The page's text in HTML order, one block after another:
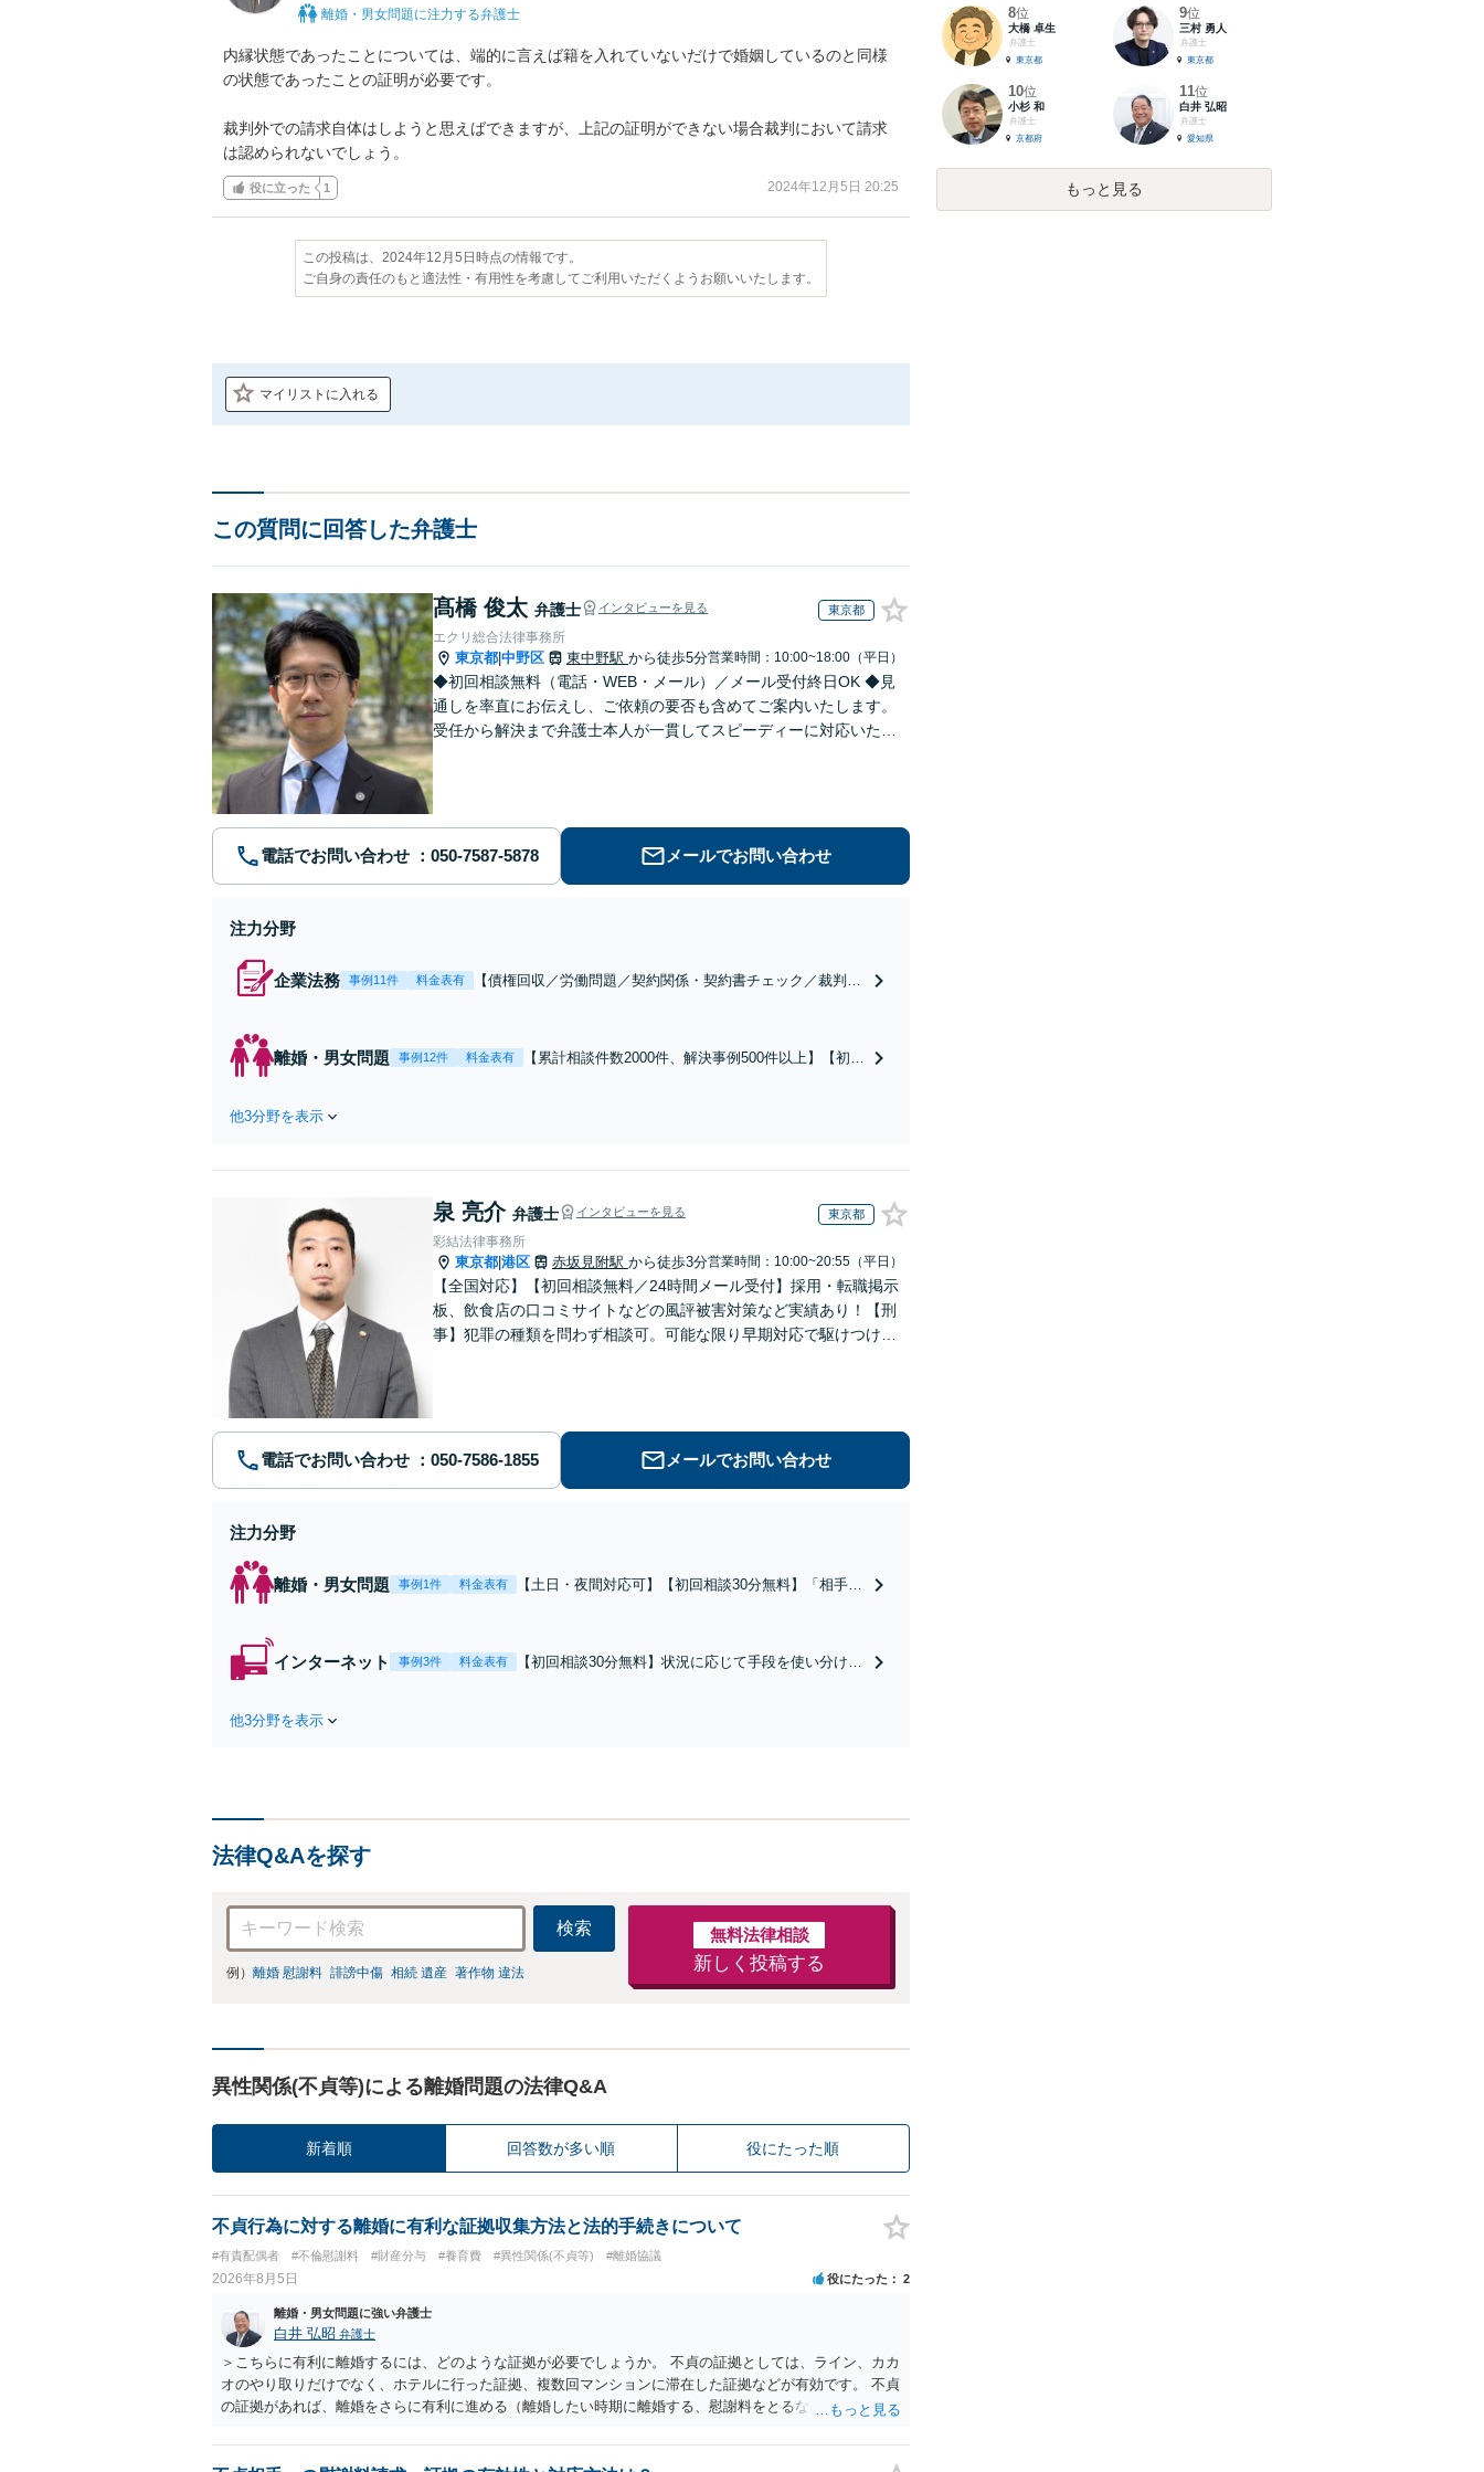
離婚・男女問題に注力する弁護士
内縁状態であったことについては、端的に言えば籍を入れていないだけで婚姻しているのと同様
の状態であったことの証明が必要です。
裁判外での請求自体はしようと思えばできますが、上記の証明ができない場合裁判において請求
は認められないでしょう。
役に立った 1 2024年12月5日 20:25
この投稿は、2024年12月5日時点の情報です。
ご自身の責任のもと適法性・有用性を考慮してご利用いただくようお願いいたします。
マイリストに入れる
この質問に回答した弁護士
髙橋 俊太 弁護士 インタビューを見る 東京都
エクリ総合法律事務所
東京都 中野区 東中野駅 から徒歩5分営業時間：10:00~18:00（平日）
◆初回相談無料（電話・WEB・メール）／メール受付終日OK ◆見
通しを率直にお伝えし、ご依頼の要否も含めてご案内いたします。
受任から解決まで弁護士本人が一貫してスピーディーに対応いたし
電話でお問い合わせ メールでお問い合わせ
注力分野
企業法務 事例11件 料金表有
【債権回収／労働問題／契約関係・契約書チェック／裁判対
をお探しの方もご相談ください！【顧問経験豊富】【個別案
件も対応OK】
離婚・男女問題 事例12件 料金表有
【累計相談件数2000件、解決事例500件以上】【初回
他3分野を表示
泉 亮介 弁護士 インタビューを見る 東京都
彩結法律事務所
東京都 港区 赤坂見附駅 から徒歩3分営業時間：10:00~20:55（平日）
【全国対応】【初回相談無料／24時間メール受付】採用・転職掲示
板、飲食店の口コミサイトなどの風評被害対策など実績あり！【刑
事】犯罪の種類を問わず相談可。可能な限り早期対応で駆けつけサ
電話でお問い合わせ メールでお問い合わせ
注力分野
離婚・男女問題 事例1件 料金表有
【土日・夜間対応可】【初回相談30分無料】「相手方
金額アップ／減額交渉も対応可」【完全個室対応】
インターネット 事例3件 料金表有
【初回相談30分無料】状況に応じて手段を使い分け、
他3分野を表示
法律Q&Aを探す
検索
例） 離婚 慰謝料 誹謗中傷 相続 遺産 著作物 違法
無料法律相談
新しく投稿する
異性関係(不貞等)による離婚問題の法律Q&A
新着順 回答数が多い順 役にたった順
不貞行為に対する離婚に有利な証拠収集方法と法的手続きについて
#有責配偶者 #不倫慰謝料 #財産分与 #養育費 #異性関係(不貞等) #離婚協議
2026年8月5日 役にたった 2
離婚・男女問題に強い弁護士
白井 弘昭 弁護士
＞こちらに有利に離婚するには、どのような証拠が必要でしょうか。 不貞の証拠としては、ライン、カカ
オのやり取りだけでなく、ホテルに行った証拠、複数回マンションに滞在した証拠などが有効です。 不貞
の証拠があれば、離婚をさらに有利に進める（離婚したい時期に離婚する、慰謝料をとるなど）ことがで
がありますので、ご注意ください。 以上、ご参考まで。
8位
大橋 卓生
弁護士
東京都
9位
三村 勇人
弁護士
東京都
10位
小杉 和
弁護士
京都府
11位
白井 弘昭
弁護士
愛知県
もっと見る